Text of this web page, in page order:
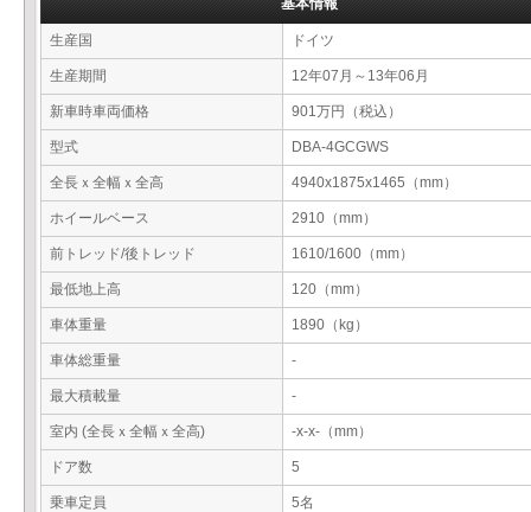
基本情報
生産国 ドイツ
生産期間 12年07月～13年06月
新車時車両価格 901万円（税込）
型式 DBA-4GCGWS
全長ｘ全幅ｘ全高 4940x1875x1465（mm）
ホイールベース 2910（mm）
前トレッド/後トレッド 1610/1600（mm）
最低地上高 120（mm）
車体重量 1890（kg）
車体総重量 -
最大積載量 -
室内 (全長ｘ全幅ｘ全高) -x-x-（mm）
ドア数 5
乗車定員 5名